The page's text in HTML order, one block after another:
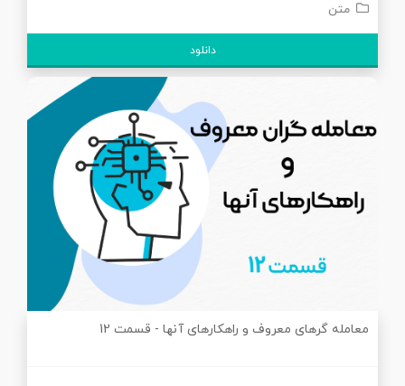
متن
دانلود
معامله گرهای معروف و راهکارهای آنها - قسمت 12